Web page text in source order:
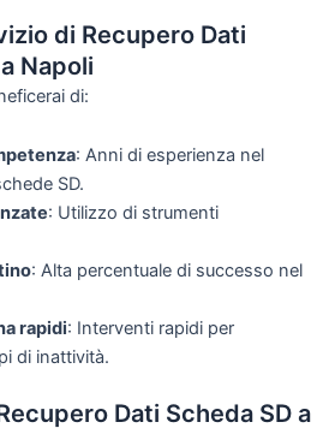
di Recupero Dati
Napoli
di:
: Anni di esperienza nel
SD.
: Utilizzo di strumenti
: Alta percentuale di successo nel
rapidi: Interventi rapidi per
di inattività.
Dati Scheda SD a